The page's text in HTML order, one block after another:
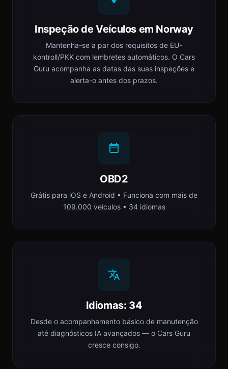
Inspeção de Veículos em Norway
Mantenha-se a par dos requisitos de EU-
kontroll/PKK com lembretes automáticos. O Cars
Guru acompanha as datas das suas inspeções e
alerta-o antes dos prazos.
OBD2
Grátis para iOS e Android • Funciona com mais de
109.000 veículos • 34 idiomas
Idiomas: 34
Desde o acompanhamento básico de manutenção
até diagnósticos IA avançados — o Cars Guru
cresce consigo.